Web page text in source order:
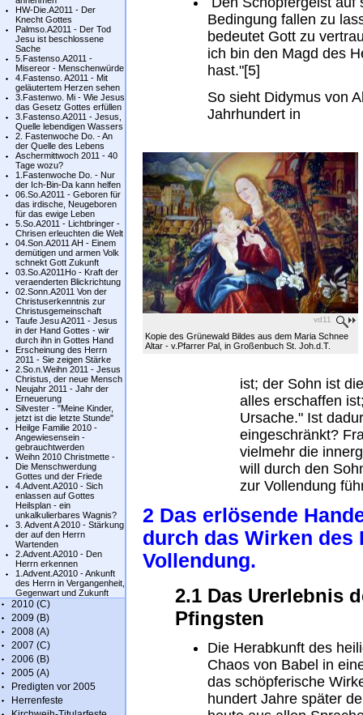
HW-Die.A2011 - Der
Knecht Gottes
Palmso.A2011 - Der Tod
Jesu ist beschlossene
Sache
5.Fastenso.A2011 -
Misereor - Menschenwürde
4.Fastenso. A2011 - Mit
geläutertem Herzen sehen
3.Fastenwo. Mi - Wie Jesus
das Gesetz Gottes erfüllen
3.Fastenso.A2011 - Jesus,
Quelle lebendigen Wassers
2. Fastenwoche Do. - An
der Quelle des Lebens
Aschermittwoch 2011 - 40
Tage wozu?
1.Fastenwoche Do. - Nur
der Ich-Bin-Da kann helfen
06.So.A2011 - Geboren für
das irdische, Neugeboren
für das ewige Leben
5.So.A2011 - Lichtbringer -
Chrisen erleuchten die Welt
04.Son.A2011 AH - Einem
demütigen und armen Volk
schnekt Gott Zukunft
03.So.A2011Ho - Kraft der
veraenderten Blickrichtung
02.Sonn.A2011 Von der
Christuserkenntnis zur
Christusgemeinschaft
Taufe Jesu A2011 - Jesus
in der Hand Gottes - wir
durch ihn in Gottes Hand
Erscheinung des Herrn
2011 - Sie zeigen Stärke
2.So.n.Weihn 2011 - Jesus
Christus, der neue Mensch
Neujahr 2011 - Jahr der
Erneuerung
Silvester - "Meine Kinder,
jetzt ist die letzte Stunde"
Heilge Familie 2010 -
Angewiesensein -
gebrauchtwerden
Weihn 2010 Christmette -
Die Menschwerdung
Gottes und der Friede
4.Advent.A2010 - Sich
enlassen auf Gottes
Heilsplan - ein
unkalkulierbares Wagnis?
3. Advent A 2010 - Stärkung
der auf den Herrn
Wartenden
2.Advent.A2010 - Den
Herrn erkennen
1.Advent.A2010 - Ankunft
des Herrn in Vergangenheit,
Gegenwart und Zukunft
2010 (C)
2009 (B)
2008 (A)
2007 (C)
2006 (B)
2005 (A)
Predigten vor 2005
Herrenfeste
Bedingung fallen zu
bedeutet Gott zu
ich bin den Magd des
hast."[5]
So sieht Didymus von
Jahrhundert in
vd11
Kopie des Grünewald Bildes aus dem Maria Schnee
Altar - v.Pfarrer Pal, in Großenbuch St. Joh.d.T.
ist; der Sohn ist
alles erschaffen
Ursache." Ist
eingeschränkt?
vielmehr die
will durch den
zur Vollendung
2 Das erlösende
durch das Wirken des
Vollendung.
2.1 Das Urerlebnis
Pfingsten
Die Herabkunft des
Chaos von Babel in
das schöpferische
hundert Jahre später